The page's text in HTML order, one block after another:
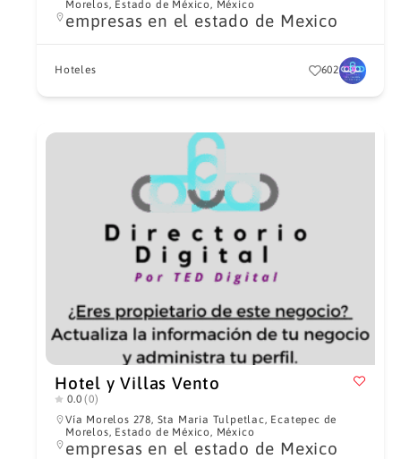
Morelos, Estado de México, México
empresas en el estado de Mexico
Hoteles 602
Hotel y Villas Vento
0.0 (0)
Vía Morelos 278, Sta Maria Tulpetlac, Ecatepec de
Morelos, Estado de México, México
empresas en el estado de Mexico